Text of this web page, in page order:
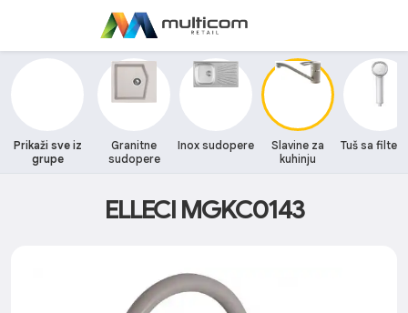
Prikaži sve iz
grupe
Granitne
sudopere
Inox sudopere
Slavine za
kuhinju
Tuš sa
ELLECI MGKC0143